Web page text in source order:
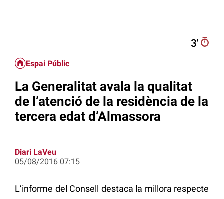
3′
Espai Públic
La Generalitat avala la qualitat
de l’atenció de la residència de la
tercera edat d’Almassora
Diari LaVeu
05/08/2016 07:15
L’informe del Consell destaca la millora respecte